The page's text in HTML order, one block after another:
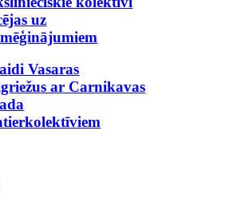
uz
Vasaras
ar Carnikavas